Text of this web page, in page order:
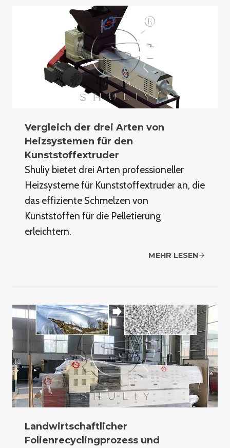
Vergleich der drei Arten von
Heizsystemen für den
Kunststoffextruder
Shuliy bietet drei Arten professioneller
Heizsysteme für Kunststoffextruder an, die
das effiziente Schmelzen von
Kunststoffen für die Pelletierung
erleichtern.
MEHR LESEN
Landwirtschaftlicher
Folienrecyclingprozess und